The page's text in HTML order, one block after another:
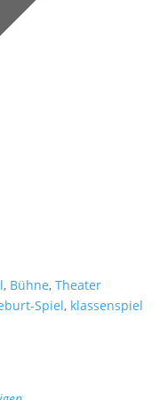
, Bühne, Theater
Spiel, klassenspiel